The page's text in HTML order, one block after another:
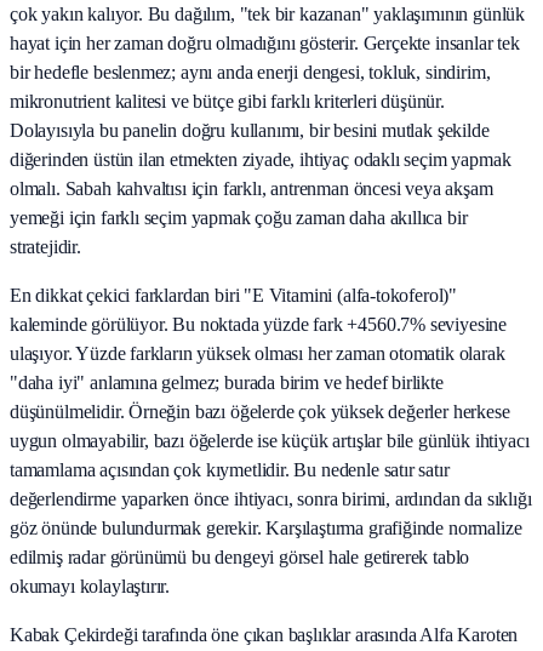
çok yakın kalıyor. Bu dağılım, "tek bir kazanan" yaklaşımının günlük
hayat için her zaman doğru olmadığını gösterir. Gerçekte insanlar tek
bir hedefle beslenmez; aynı anda enerji dengesi, tokluk, sindirim,
mikronutrient kalitesi ve bütçe gibi farklı kriterleri düşünür.
Dolayısıyla bu panelin doğru kullanımı, bir besini mutlak şekilde
diğerinden üstün ilan etmekten ziyade, ihtiyaç odaklı seçim yapmak
olmalı. Sabah kahvaltısı için farklı, antrenman öncesi veya akşam
yemeği için farklı seçim yapmak çoğu zaman daha akıllıca bir
stratejidir.
En dikkat çekici farklardan biri "E Vitamini (alfa-tokoferol)"
kaleminde görülüyor. Bu noktada yüzde fark +4560.7% seviyesine
ulaşıyor. Yüzde farkların yüksek olması her zaman otomatik olarak
"daha iyi" anlamına gelmez; burada birim ve hedef birlikte
düşünülmelidir. Örneğin bazı öğelerde çok yüksek değerler herkese
uygun olmayabilir, bazı öğelerde ise küçük artışlar bile günlük ihtiyacı
tamamlama açısından çok kıymetlidir. Bu nedenle satır satır
değerlendirme yaparken önce ihtiyacı, sonra birimi, ardından da sıklığı
göz önünde bulundurmak gerekir. Karşılaştırma grafiğinde normalize
edilmiş radar görünümü bu dengeyi görsel hale getirerek tablo
okumayı kolaylaştırır.
Kabak Çekirdeği tarafında öne çıkan başlıklar arasında Alfa Karoten